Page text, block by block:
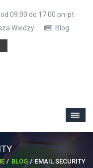
09:00 do 17:00 pn-pt
Wiedzy Blog
BLOG EMAIL SECURITY